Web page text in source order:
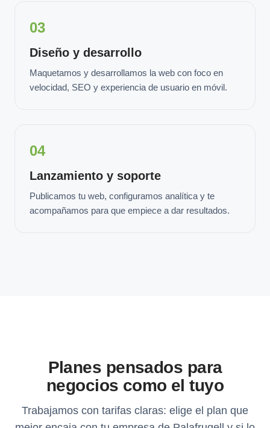
03
Diseño y desarrollo
Maquetamos y desarrollamos la web con foco en
velocidad, SEO y experiencia de usuario en móvil.
04
Lanzamiento y soporte
Publicamos tu web, configuramos analítica y te
acompañamos para que empiece a dar resultados.
Planes pensados para
negocios como el tuyo
Trabajamos con tarifas claras: elige el plan que